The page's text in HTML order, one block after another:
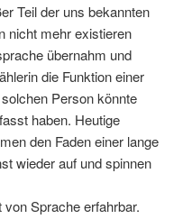
Teil der uns bekannten
nicht mehr existieren
übernahm und
die Funktion einer
Person könnte
haben. Heutige
den Faden einer lange
wieder auf und spinnen
Sprache erfahrbar.